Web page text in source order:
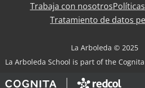
Trabaja con nosotros
Tratamiento de datos
La Arboleda © 2025
La Arboleda School is part of the